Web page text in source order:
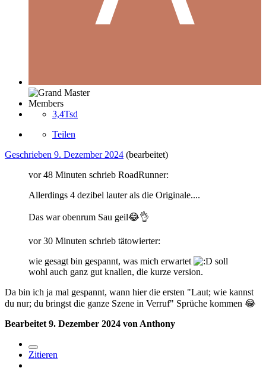
Members
3,4Tsd
Teilen
Geschrieben 9. Dezember 2024 (bearbeitet)
vor 48 Minuten schrieb RoadRunner:
Allerdings 4 dezibel lauter als die Originale....
Das war obenrum Sau geil😂👌
vor 30 Minuten schrieb tätowierter:
wie gesagt bin gespannt, was mich erwartet
soll
wohl auch ganz gut knallen, die kurze version.
Da bin ich ja mal gespannt, wann hier die ersten "Laut; wie kannst
du nur; du bringst die ganze Szene in Verruf" Sprüche kommen 😂
Bearbeitet9. Dezember 2024 von Anthony
Zitieren